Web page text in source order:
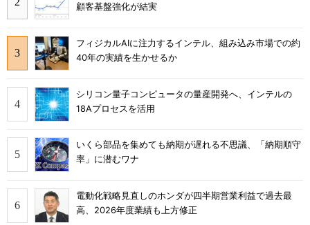
顧客基盤強化が結実
フィジカルAIに注力するインテル、組み込み市場での約
40年の実績を生かせるか
シリコン量子コンピュータの量産開発へ、インテルの
18Aプロセスを活用
いくら部品を集めても納期が遅れる不思議、「納期順守
率」に潜むワナ
電動化戦略見直しのホンダが四半期営業利益で過去最
高、2026年度業績も上方修正